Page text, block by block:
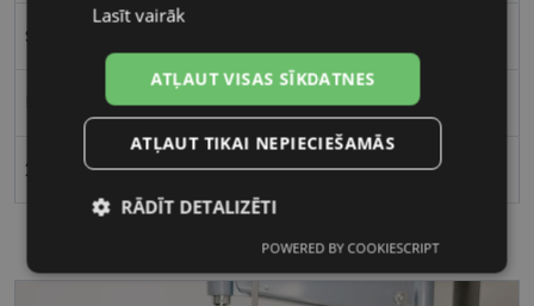
Sievietēm
20
Lasīt vairāk
ATĻAUT VISAS SĪKDATNES
ATĻAUT TIKAI NEPIECIEŠAMĀS
RĀDĪT DETALIZĒTI
sīkdatnes
Statistikas
sīkdatnes
POWERED BY COOKIESCRIPT